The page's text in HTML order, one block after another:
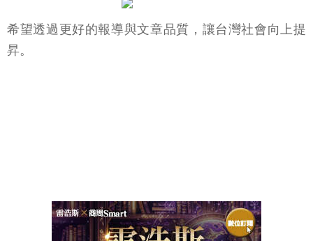
希望透過更好的報導與文章品質，讓台灣社會向上提
昇。